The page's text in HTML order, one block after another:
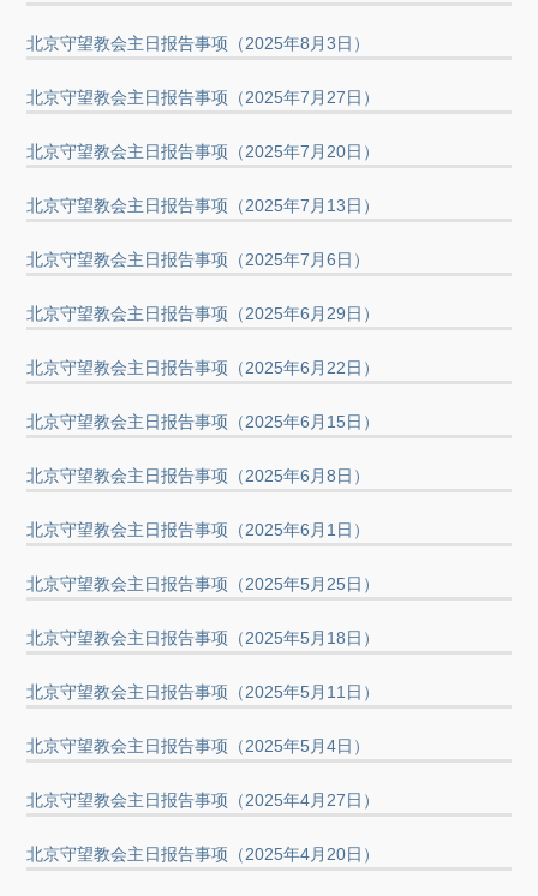
北京守望教会主日报告事项（2025年8月3日）
北京守望教会主日报告事项（2025年7月27日）
北京守望教会主日报告事项（2025年7月20日）
北京守望教会主日报告事项（2025年7月13日）
北京守望教会主日报告事项（2025年7月6日）
北京守望教会主日报告事项（2025年6月29日）
北京守望教会主日报告事项（2025年6月22日）
北京守望教会主日报告事项（2025年6月15日）
北京守望教会主日报告事项（2025年6月8日）
北京守望教会主日报告事项（2025年6月1日）
北京守望教会主日报告事项（2025年5月25日）
北京守望教会主日报告事项（2025年5月18日）
北京守望教会主日报告事项（2025年5月11日）
北京守望教会主日报告事项（2025年5月4日）
北京守望教会主日报告事项（2025年4月27日）
北京守望教会主日报告事项（2025年4月20日）